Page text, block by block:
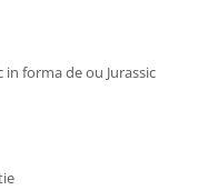
forma de ou Jurassic